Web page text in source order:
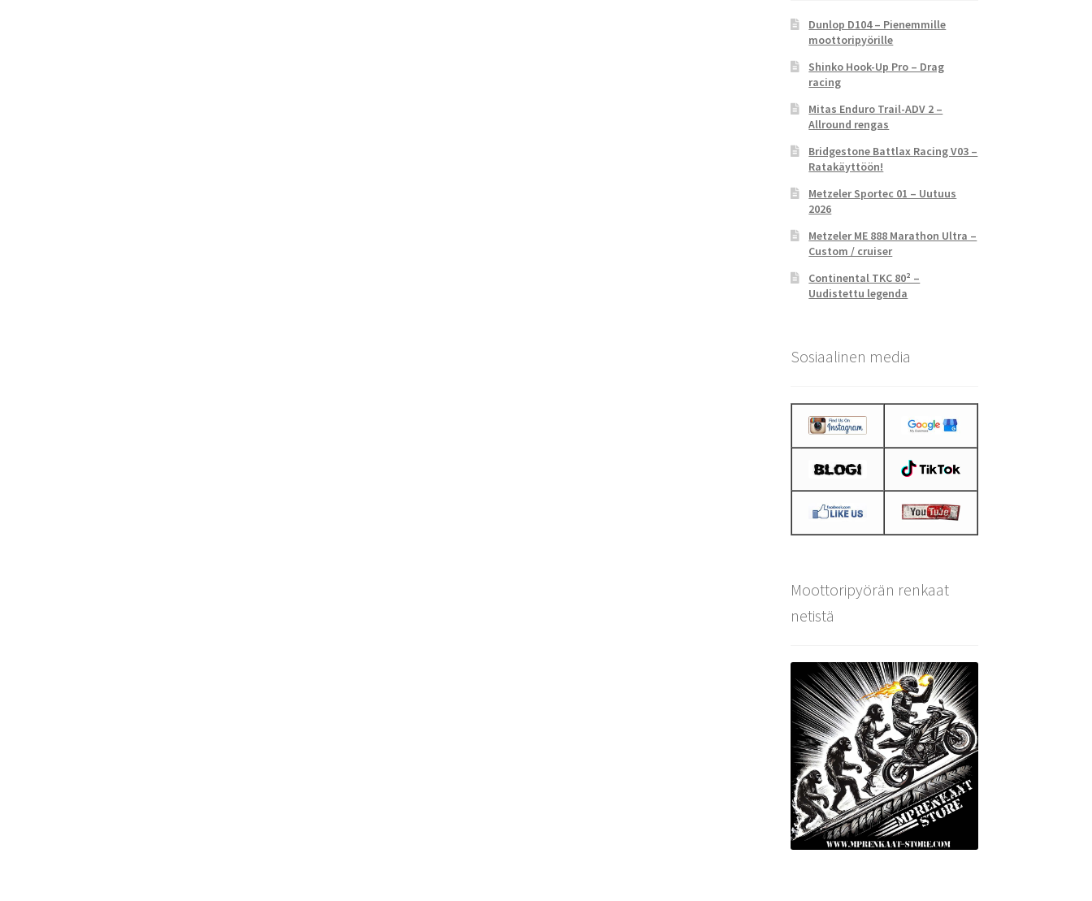
Dunlop D104 – Pienemmille
moottoripyörille
Shinko Hook-Up Pro – Drag
racing
Mitas Enduro Trail-ADV 2 –
Allround rengas
Bridgestone Battlax Racing V03 –
Ratakäyttöön!
Metzeler Sportec 01 – Uutuus
2026
Metzeler ME 888 Marathon Ultra –
Custom / cruiser
Continental TKC 80² –
Uudistettu legenda
Sosiaalinen media
Moottoripyörän renkaat
netistä